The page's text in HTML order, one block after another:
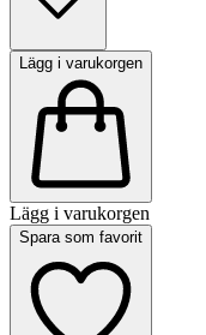
Lägg i varukorgen
Lägg i varukorgen
Spara som favorit